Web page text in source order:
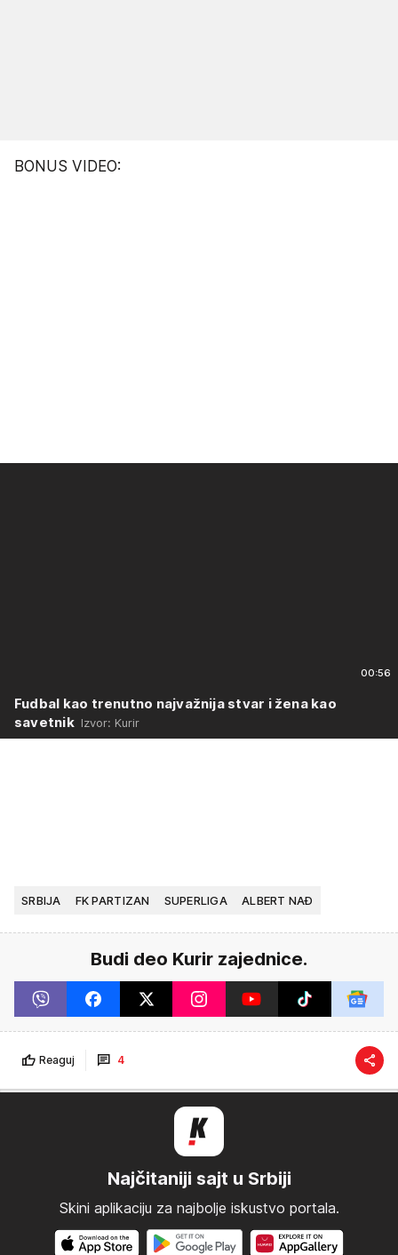
BONUS VIDEO:
00:56
Fudbal kao trenutno najvažnija stvar i žena kao
savetnikIzvor: Kurir
SRBIJA FK PARTIZAN SUPERLIGA ALBERT NAĐ
Budi deo Kurir zajednice.
Reaguj 4
Najčitaniji sajt u Srbiji
Skini aplikaciju za najbolje iskustvo portala.